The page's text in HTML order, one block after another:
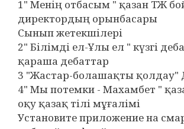
1" Менің отбасым " қазан ТЖ
директордың орынбасары
Сынып жетекшілері
2" Білімді ел-Ұлы ел " күзгі
қараша дебаттар
3 "Жастар-болашақты қолдау"
4" Мы потемки - Махамбет "
оқу қазақ тілі мұғалімі
Установите приложение на